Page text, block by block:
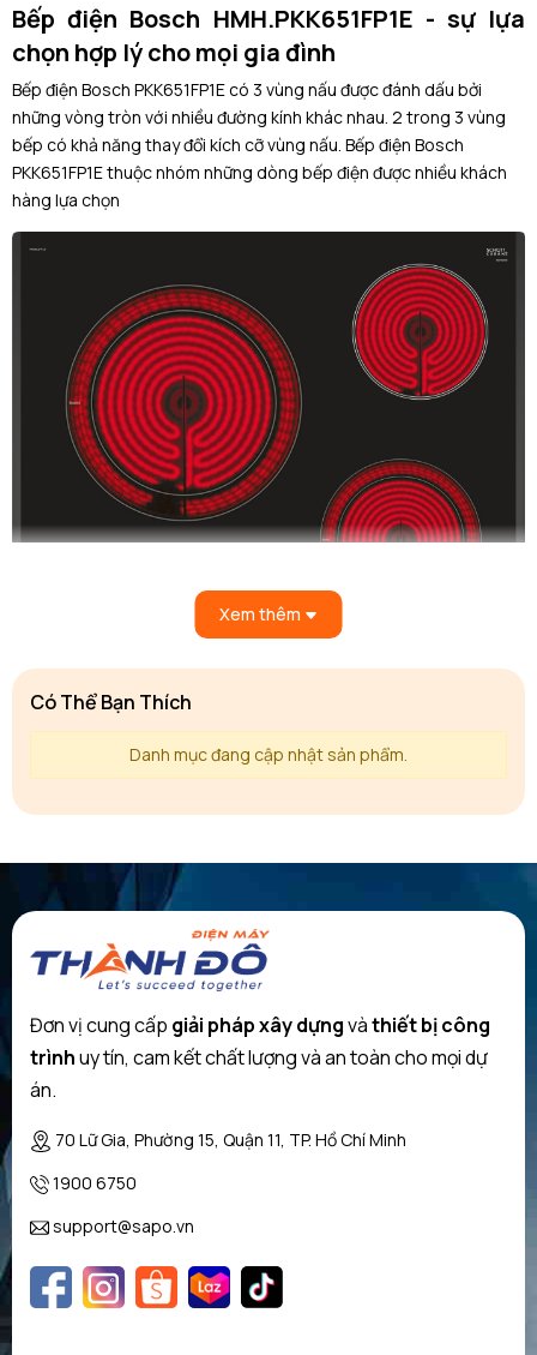
Bếp điện Bosch HMH.PKK651FP1E - sự lựa
chọn hợp lý cho mọi gia đình
Bếp điện Bosch PKK651FP1Ecó 3 vùng nấu được đánh dấu bởi
những vòng tròn với nhiều đường kính khác nhau. 2 trong 3 vùng
bếp có khả năng thay đổi kích cỡ vùng nấu. Bếp điện Bosch
PKK651FP1E thuộc nhóm những dòng bếp điện được nhiều khách
hàng lựa chọn
Thiết kế sang trọng và tinh tế là
điểm nổi bật của bếp điện Bosch
PKK651FP1E
Bosch PKK651FP1E
vuông vắn. Cạnh trước và 2 cạnh bên của bếp được vát viền tinh
chắn. 3 vùng bếp của Bosch PKK651FP1E có kích thước đa dạng.
Vùng bếp 1 sở hữu 2 kích thước nấu tương ứng với 2 đường kính 21
Xem thêm
Có Thể Bạn Thích
Danh mục đang cập nhật sản phẩm.
Đơn vị cung cấp giải pháp xây dựngvàthiết bị công
trìnhuy tín, cam kết chất lượng và an toàn cho mọi dự
án.
70 Lữ Gia, Phường 15, Quận 11, TP. Hồ Chí Minh
1900 6750
support@sapo.vn